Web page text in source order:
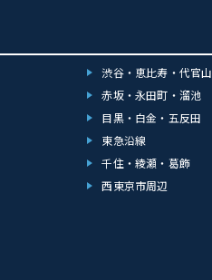
渋谷・恵比寿・代官山
赤坂・永田町・溜池
目黒・白金・五反田
東急沿線
千住・綾瀬・葛飾
西東京市周辺